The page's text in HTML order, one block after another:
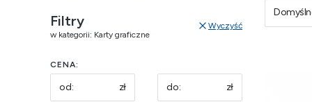
Filtry
w kategorii: Karty graficzne
Wyczyść
CENA:
zł zł